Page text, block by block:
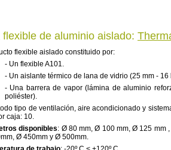
de aluminio aislado:
flexible aislado constituido por:
- Un flexible A101.
- Un aislante térmico de lana de vidrio (25 mm - 16
- Una barrera de vapor (lámina de aluminio
poliéster).
tipo de ventilación, aire acondicionado y
caja: 10.
disponibles: Ø 80 mm, Ø 100 mm, Ø 125 mm
Ø 450mm y Ø 500mm.